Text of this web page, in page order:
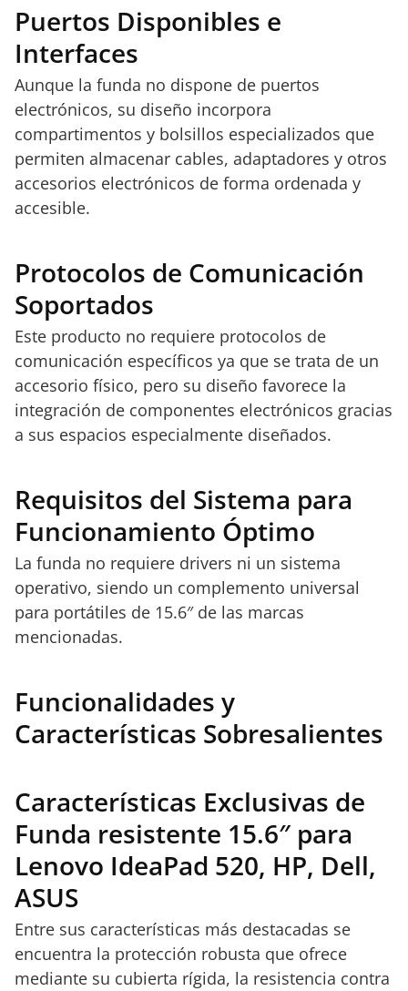
Puertos Disponibles e
Interfaces
Aunque la funda no dispone de puertos
electrónicos, su diseño incorpora
compartimentos y bolsillos especializados que
permiten almacenar cables, adaptadores y otros
accesorios electrónicos de forma ordenada y
accesible.
Protocolos de Comunicación
Soportados
Este producto no requiere protocolos de
comunicación específicos ya que se trata de un
accesorio físico, pero su diseño favorece la
integración de componentes electrónicos gracias
a sus espacios especialmente diseñados.
Requisitos del Sistema para
Funcionamiento Óptimo
La funda no requiere drivers ni un sistema
operativo, siendo un complemento universal
para portátiles de 15.6″ de las marcas
mencionadas.
Funcionalidades y
Características Sobresalientes
Características Exclusivas de
Funda resistente 15.6″ para
Lenovo IdeaPad 520, HP, Dell,
ASUS
Entre sus características más destacadas se
encuentra la protección robusta que ofrece
mediante su cubierta rígida, la resistencia contra